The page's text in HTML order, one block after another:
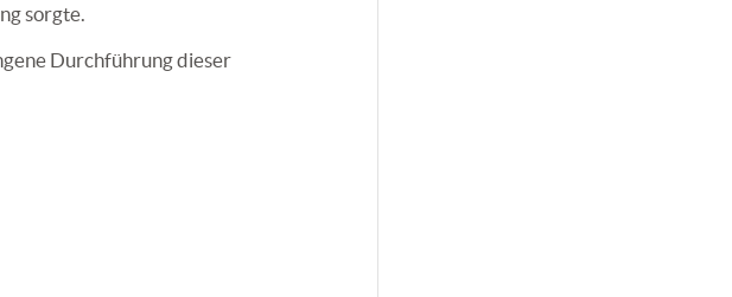
sorgte.
Durchführung dieser